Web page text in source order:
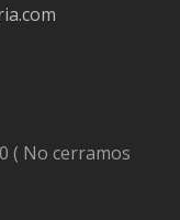
( No cerramos